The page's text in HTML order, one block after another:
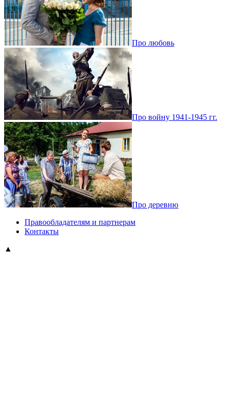
Про любовь
Про войну 1941-1945 гг.
Про деревню
Правообладателям и партнерам
Контакты
▲